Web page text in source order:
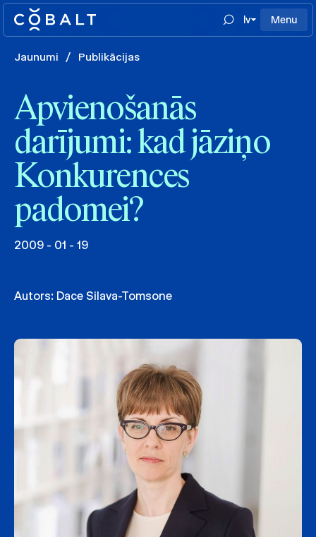
lv Menu
Jaunumi / Publikācijas
Apvienošanās
darījumi: kad jāziņo
Konkurences
padomei?
2009 - 01 - 19
Autors: Dace Silava-Tomsone